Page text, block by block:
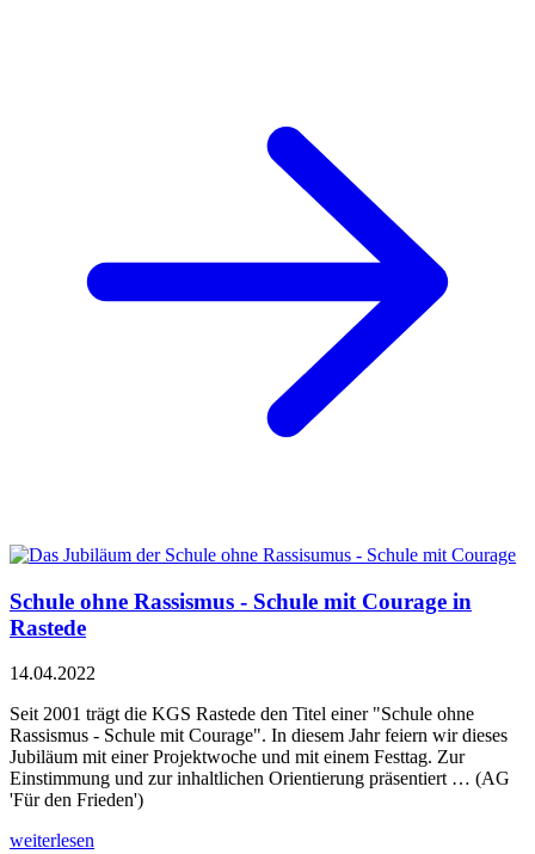
Schule ohne Rassismus - Schule mit Courage in
Rastede
14.04.2022
Seit 2001 trägt die KGS Rastede den Titel einer "Schule ohne
Rassismus - Schule mit Courage". In diesem Jahr feiern wir dieses
Jubiläum mit einer Projektwoche und mit einem Festtag. Zur
Einstimmung und zur inhaltlichen Orientierung präsentiert … (AG
'Für den Frieden')
weiterlesen